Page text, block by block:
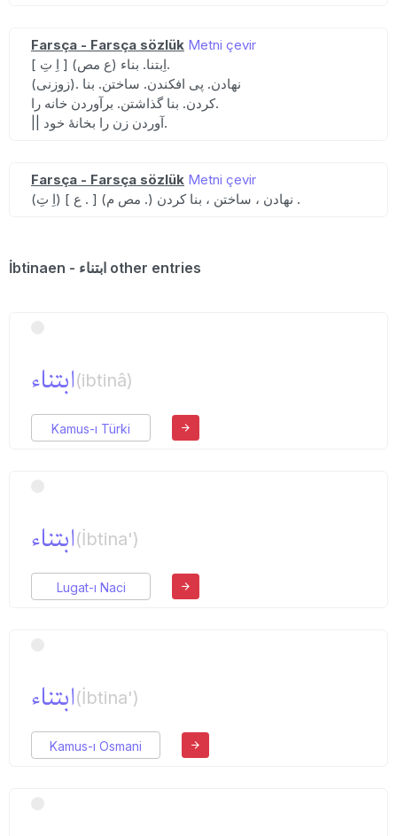
Farsça - Farsça sözlük Metni çevir
[ اِ تِ ] (ع مص) اِبتنا. بناء.
(زوزنی). نهادن. پی افکندن. ساختن. بنا
کردن. بنا گذاشتن. برآوردن خانه را.
|| آوردن زن را بخانهٔ خود.
Farsça - Farsça sözlük Metni çevir
(اِ تِ) [ ع . ] (مص م .) نهادن ، ساختن ، بنا کردن .
İbtinaen - ابتناء other entries
ابتناء(ibtinâ)
Kamus-ı Türki
ابتناء(İbtina')
Lugat-ı Naci
ابتناء(İbtina')
Kamus-ı Osmani